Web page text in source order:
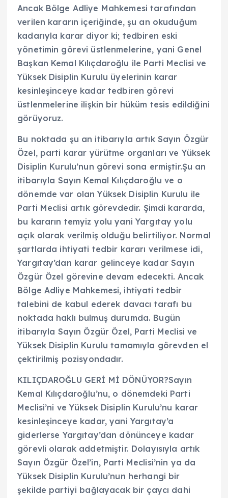
Ancak Bölge Adliye Mahkemesi tarafından
verilen kararın içeriğinde, şu an okuduğum
kadarıyla karar diyor ki; tedbiren eski
yönetimin görevi üstlenmelerine, yani Genel
Başkan Kemal Kılıçdaroğlu ile Parti Meclisi ve
Yüksek Disiplin Kurulu üyelerinin karar
kesinleşinceye kadar tedbiren görevi
üstlenmelerine ilişkin bir hüküm tesis edildiğini
görüyoruz.
Bu noktada şu an itibarıyla artık Sayın Özgür
Özel, parti karar yürütme organları ve Yüksek
Disiplin Kurulu’nun görevi sona ermiştir.Şu an
itibarıyla Sayın Kemal Kılıçdaroğlu ve o
dönemde var olan Yüksek Disiplin Kurulu ile
Parti Meclisi artık görevdedir. Şimdi kararda,
bu kararın temyiz yolu yani Yargıtay yolu
açık olarak verilmiş olduğu belirtiliyor. Normal
şartlarda ihtiyati tedbir kararı verilmese idi,
Yargıtay’dan karar gelinceye kadar Sayın
Özgür Özel görevine devam edecekti. Ancak
Bölge Adliye Mahkemesi, ihtiyati tedbir
talebini de kabul ederek davacı tarafı bu
noktada haklı bulmuş durumda. Bugün
itibarıyla Sayın Özgür Özel, Parti Meclisi ve
Yüksek Disiplin Kurulu tamamıyla görevden el
çektirilmiş pozisyondadır.
KILIÇDAROĞLU GERİ Mİ DÖNÜYOR?Sayın
Kemal Kılıçdaroğlu’nu, o dönemdeki Parti
Meclisi’ni ve Yüksek Disiplin Kurulu’nu karar
kesinleşinceye kadar, yani Yargıtay’a
giderlerse Yargıtay’dan dönünceye kadar
görevli olarak addetmiştir. Dolayısıyla artık
Sayın Özgür Özel’in, Parti Meclisi’nin ya da
Yüksek Disiplin Kurulu’nun herhangi bir
şekilde partiyi bağlayacak bir çaycı dahi